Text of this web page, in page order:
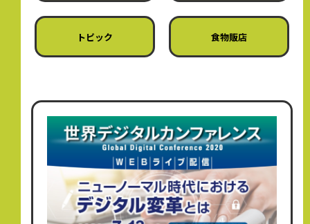
トピック 食物販店